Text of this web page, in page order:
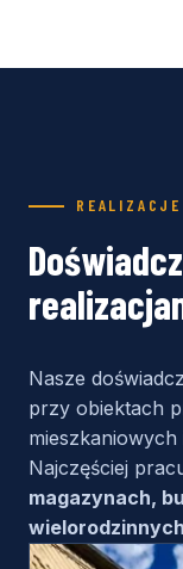
REALIZACJE
Nasze
przy obiektach
Najczęściej
magazynach,